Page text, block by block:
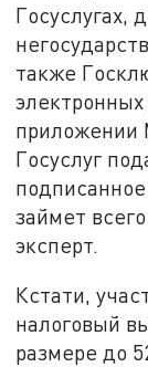
Госуслугах,
также
приложении
Госуслуг
займет
эксперт.
Кстати,
налоговый
размере до